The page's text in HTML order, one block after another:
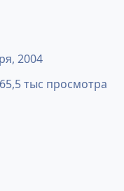
2004
65,5 тыс просмотра